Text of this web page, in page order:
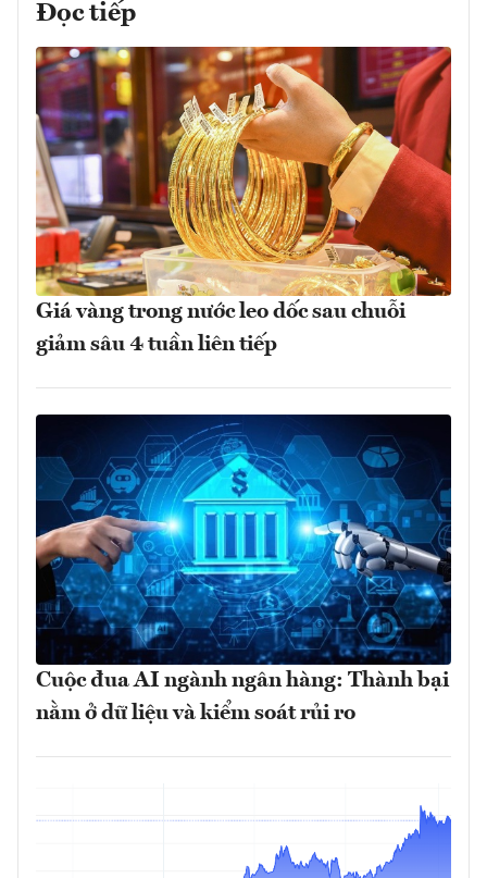
Đọc tiếp
Giá vàng trong nước leo dốc sau chuỗi
giảm sâu 4 tuần liên tiếp
Cuộc đua AI ngành ngân hàng: Thành bại
nằm ở dữ liệu và kiểm soát rủi ro